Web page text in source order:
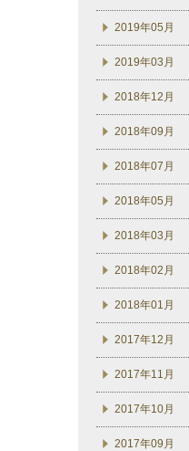
2019年05月
2019年03月
2018年12月
2018年09月
2018年07月
2018年05月
2018年03月
2018年02月
2018年01月
2017年12月
2017年11月
2017年10月
2017年09月